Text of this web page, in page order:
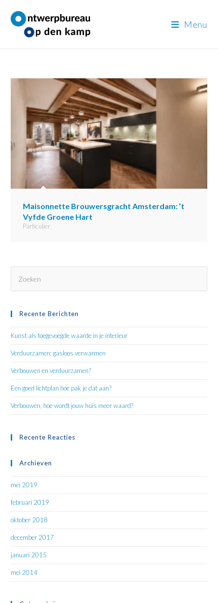
naar
Menu
Maisonnette Brouwersgracht Amsterdam: ’t
Vyfde Groene Hart
Particulier
Recente Berichten
Kunst als toegevoegde waarde in je interieur
Verduurzamen; gasloos verwarmen
Verbouwen en verduurzamen?
Een goed lichtplan hoe pak je dat aan?
Verbouwen, hoe wordt jouw huis meer waard?
Recente Reacties
Archieven
mei 2019
februari 2019
oktober 2018
december 2017
januari 2015
mei 2014